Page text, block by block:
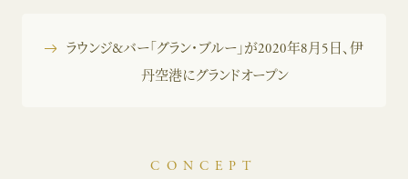
ラウンジ&バー「グラン・ブルー」が2020年8月5日、伊
丹空港にグランドオープン
CONCEPT